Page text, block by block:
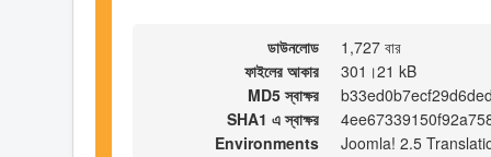
ডাউনলোড
1,727 বার
ফাইলের আকার
301।21 kB
MD5 স্বাক্ষর
SHA1 এ স্বাক্ষর
Environments
Joomla! 2.5